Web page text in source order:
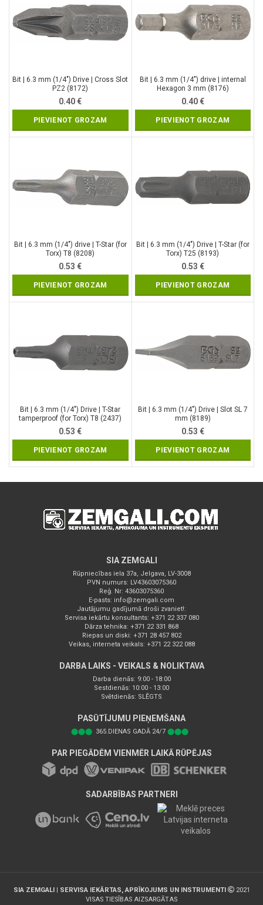
Bit | 6.3 mm (1/4″) Drive | Cross Slot
PZ2 (8172)
0.40€
PIEVIENOT GROZAM
Bit | 6.3 mm (1/4″) drive | internal
Hexagon 3 mm (8176)
0.40€
PIEVIENOT GROZAM
Bit | 6.3 mm (1/4″) drive | T-Star (for
Torx) T8 (8208)
0.53€
PIEVIENOT GROZAM
Bit | 6.3 mm (1/4″) Drive | T-Star (for
Torx) T25 (8193)
0.53 €
PIEVIENOT GROZAM
Bit | 6.3 mm (1/4″) Drive | T-Star
tamperproof (for Torx) T8 (2437)
0.53€
PIEVIENOT GROZAM
Bit | 6.3 mm (1/4″) Drive | Slot SL 7
mm (8189)
0.53 €
PIEVIENOT GROZAM
SIA ZEMGALI
Rūpniecības iela 37a, Jelgava, LV-3008
PVN numurs: LV43603075360
Reģ. Nr: 43603075360
E-pasts: info@zemgali.com
Jautājumu gadījumā droši zvaniet!:
Servisa iekārtu konsultants: +371 22 337 080
Dārza tehnika: +371 22 331 868
Riepas un diski: +371 28 457 802
Veikas, interneta veikals: +371 22 322 088
DARBA LAIKS - VEIKALS & NOLIKTAVA
Darba dienās: 9:00 - 18:00
Sestdienās: 10:00 - 13:00
Svētdienās: SLĒGTS
PASŪTĪJUMU PIEŅEMŠANA
⬤⬤⬤ 365.DIENAS GADĀ 24/7 ⬤⬤⬤
PAR PIEGĀDĒM VIENMĒR LAIKĀ RŪPĒJAS
SADARBĪBAS PARTNERI
SIA ZEMGALI | SERVISA IEKĀRTAS, APRĪKOJUMS UN INSTRUMENTI
2021
VISAS TIESĪBAS AIZSARGĀTAS